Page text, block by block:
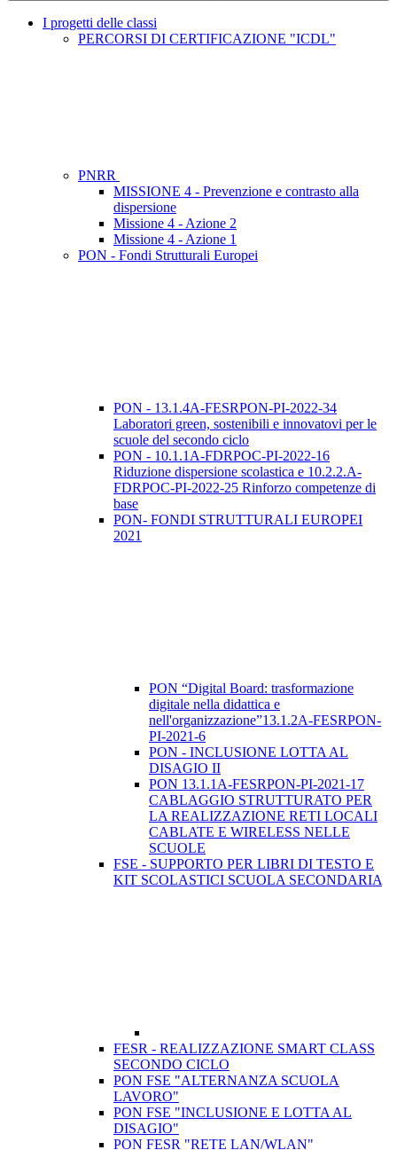
I progetti delle classi
PERCORSI DI CERTIFICAZIONE "ICDL"
PNRR
MISSIONE 4 - Prevenzione e contrasto alla
dispersione
Missione 4 - Azione 2
Missione 4 - Azione 1
PON - Fondi Strutturali Europei
PON - 13.1.4A-FESRPON-PI-2022-34
Laboratori green, sostenibili e innovatovi per le
scuole del secondo ciclo
PON - 10.1.1A-FDRPOC-PI-2022-16
Riduzione dispersione scolastica e 10.2.2.A-
FDRPOC-PI-2022-25 Rinforzo competenze di
base
PON- FONDI STRUTTURALI EUROPEI
2021
PON “Digital Board: trasformazione
digitale nella didattica e
nell'organizzazione”13.1.2A-FESRPON-
PI-2021-6
PON - INCLUSIONE LOTTA AL
DISAGIO II
PON 13.1.1A-FESRPON-PI-2021-17
CABLAGGIO STRUTTURATO PER
LA REALIZZAZIONE RETI LOCALI
CABLATE E WIRELESS NELLE
SCUOLE
FSE - SUPPORTO PER LIBRI DI TESTO E
KIT SCOLASTICI SCUOLA SECONDARIA
FESR - REALIZZAZIONE SMART CLASS
SECONDO CICLO
PON FSE "ALTERNANZA SCUOLA
LAVORO"
PON FSE "INCLUSIONE E LOTTA AL
DISAGIO"
PON FESR "RETE LAN/WLAN"